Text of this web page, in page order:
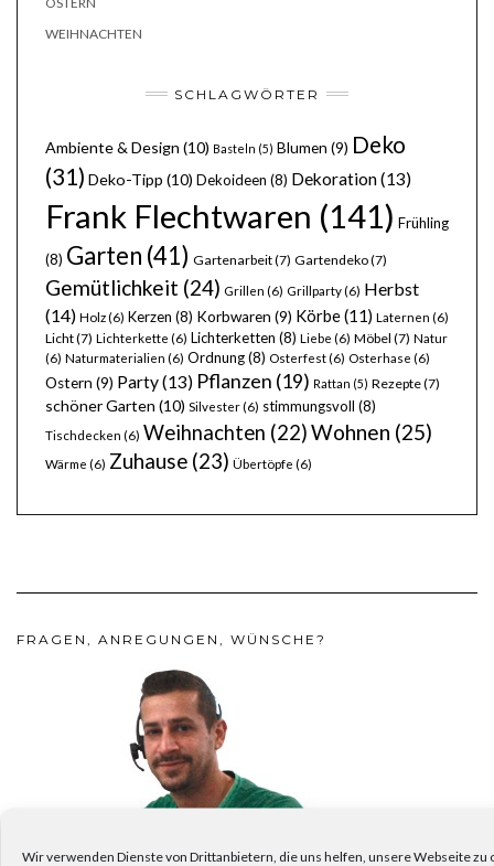
Wir verwenden Dienste von Drittanbietern, die uns helfen, unsere Webseite zu
WEIHNACHTEN
SCHLAGWÖRTER
Ambiente & Design (10) Basteln (5) Blumen (9) Deko
(31) Deko-Tipp (10) Dekoideen (8) Dekoration(13)
Frank Flechtwaren (141) Frühling
(8) Garten (41) Gartenarbeit(7) Gartendeko(7)
Gemütlichkeit (24) Grillen (6) Grillparty(6) Herbst
(14) Holz(6) Kerzen (8) Korbwaren (9) Körbe(11) Laternen (6)
Licht(7) Lichterkette (6) Lichterketten (8) Liebe (6) Möbel (7) Natur
(6) Naturmaterialien (6) Ordnung(8) Osterfest(6) Osterhase (6)
Ostern (9) Party(13) Pflanzen (19) Rattan (5) Rezepte(7)
schöner Garten (10) Silvester(6) stimmungsvoll (8)
Tischdecken (6) Weihnachten (22)Wohnen (25)
Wärme (6) Zuhause (23) Übertöpfe (6)
FRAGEN, ANREGUNGEN, WÜNSCHE?